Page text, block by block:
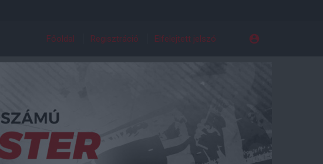
Főoldal Regisztráció Elfelejtett jelszó